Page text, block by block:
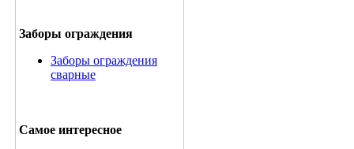
Заборы ограждения
Заборы ограждения
сварные
Самое интересное